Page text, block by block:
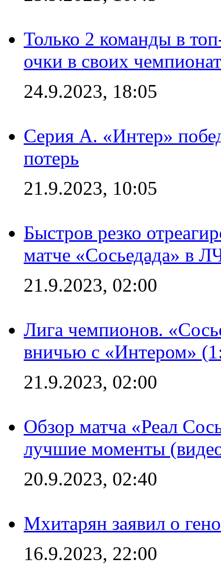
Только 2 команды в
очки в своих
24.9.2023, 18:05
Серия А. «Интер»
потерь
21.9.2023, 10:05
Быстров резко
матче «Сосьедада» в
21.9.2023, 02:00
Лига чемпионов.
вничью с «Интером»
21.9.2023, 02:00
Обзор матча «Реал
лучшие моменты
20.9.2023, 02:40
Мхитарян заявил о
16.9.2023, 22:00